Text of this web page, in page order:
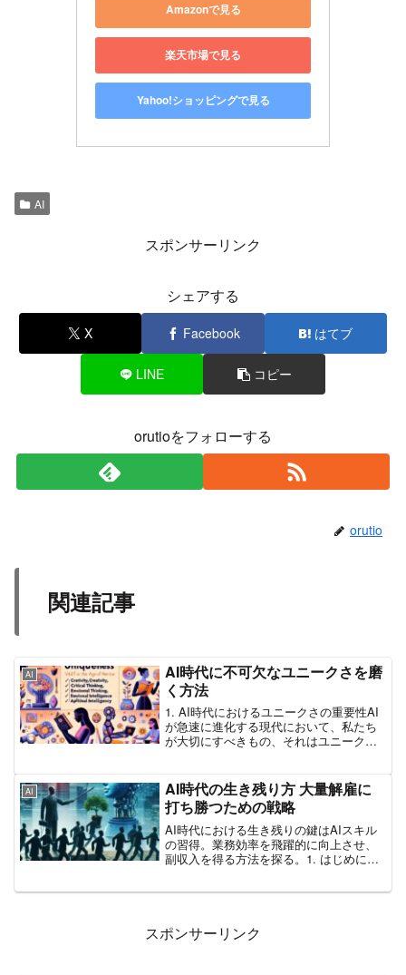
Amazonで見る
楽天市場で見る
Yahoo!ショッピングで見る
AI
スポンサーリンク
シェアする
X Facebook はてブ
LINE コピー
orutioをフォローする
orutio
関連記事
AI
AI時代に不可欠なユニークさを磨
く方法
1. AI時代におけるユニークさの重要性AI
が急速に進化する現代において、私たち
が大切にすべきもの、それはユニークさ
功の鍵となるのです。なぜこれほどユニ
ークさが重要な...
AI
AI時代の生き残り方 大量解雇に
打ち勝つための戦略
AI時代における生き残りの鍵はAIスキル
の習得。業務効率を飛躍的に向上させ、
副収入を得る方法を探る。1. はじめにAI
スポンサーリンク